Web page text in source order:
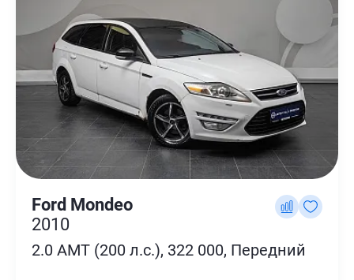
Ford Mondeo
2010
2.0 AMT (200 л.с.), 322 000, Передний